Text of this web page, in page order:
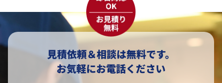
見積依頼＆相談は無料です。
お気軽にお電話ください